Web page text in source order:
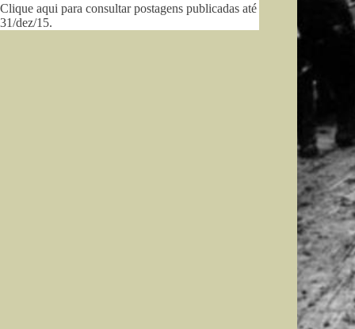
Clique aqui para consultar postagens publicadas até
31/dez/15.